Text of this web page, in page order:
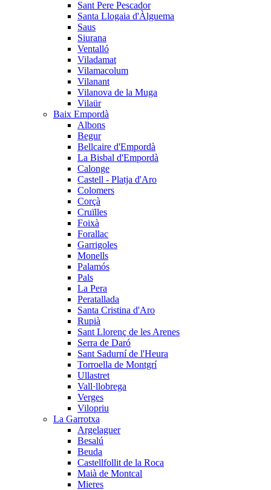
Sant Pere Pescador
Santa Llogaia d'Àlguema
Saus
Siurana
Ventalló
Viladamat
Vilamacolum
Vilanant
Vilanova de la Muga
Vilaür
Baix Empordà
Albons
Begur
Bellcaire d'Empordà
La Bisbal d'Empordà
Calonge
Castell - Platja d'Aro
Colomers
Corçà
Cruïlles
Foixà
Forallac
Garrigoles
Monells
Palamós
Pals
La Pera
Peratallada
Santa Cristina d'Aro
Rupià
Sant Llorenç de les Arenes
Serra de Daró
Sant Sadurní de l'Heura
Torroella de Montgrí
Ullastret
Vall·llobrega
Verges
Vilopriu
La Garrotxa
Argelaguer
Besalú
Beuda
Castellfollit de la Roca
Maià de Montcal
Mieres